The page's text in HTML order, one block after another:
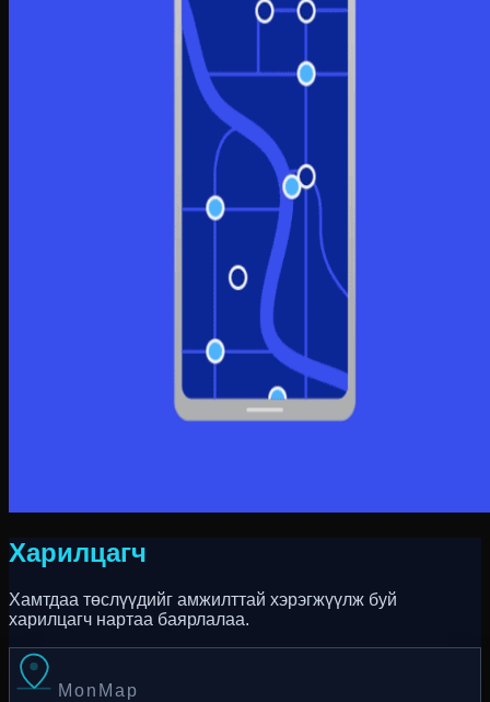
Харилцагч
Хамтдаа төслүүдийг амжилттай хэрэгжүүлж буй
харилцагч нартаа баярлалаа.
MonMap